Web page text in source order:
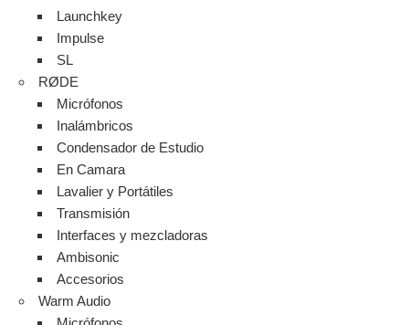
Launchkey
Impulse
SL
RØDE
Micrófonos
Inalámbricos
Condensador de Estudio
En Camara
Lavalier y Portátiles
Transmisión
Interfaces y mezcladoras
Ambisonic
Accesorios
Warm Audio